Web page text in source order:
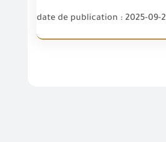
date de publication : 2025-09-